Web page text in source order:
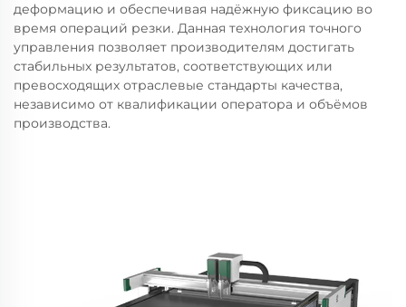
деформацию и обеспечивая надёжную фиксацию во
время операций резки. Данная технология точного
управления позволяет производителям достигать
стабильных результатов, соответствующих или
превосходящих отраслевые стандарты качества,
независимо от квалификации оператора и объёмов
производства.